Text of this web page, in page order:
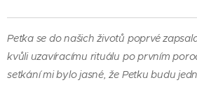
Peťka se do našich životů poprvé
kvůli uzavíracímu rituálu po prvním
setkání mi bylo jasné, že Peťku budu